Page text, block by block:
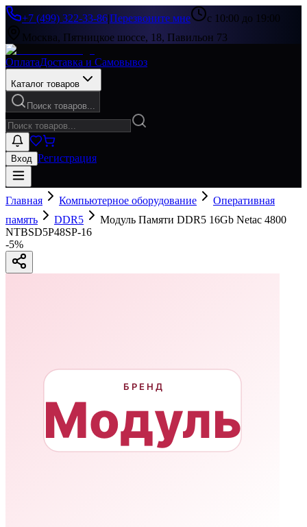
+7 (499) 322-33-86|Перезвоните мне
с 10:00 до 19:00
Москва, Пятницкое шоссе, 18, Павильон 73
ОплатаДоставка и Самовывоз
Каталог товаров
Поиск товаров...
Вход Регистрация
Главная Компьютерное оборудование
Оперативная
память
DDR5
Модуль Памяти DDR5 16Gb Netac 4800
NTBSD5P48SP-16
-5%